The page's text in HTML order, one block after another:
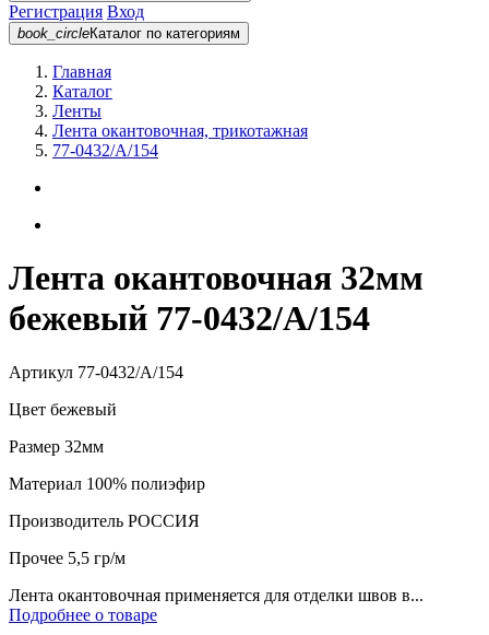
Регистрация Вход
book_circleКаталог по категориям
Главная
Каталог
Ленты
Лента окантовочная, трикотажная
77-0432/А/154
Лента окантовочная 32мм
бежевый 77-0432/А/154
Артикул 77-0432/А/154
Цвет бежевый
Размер 32мм
Материал 100% полиэфир
Производитель РОССИЯ
Прочее 5,5 гр/м
Лента окантовочная применяется для отделки швов в...
Подробнее о товаре